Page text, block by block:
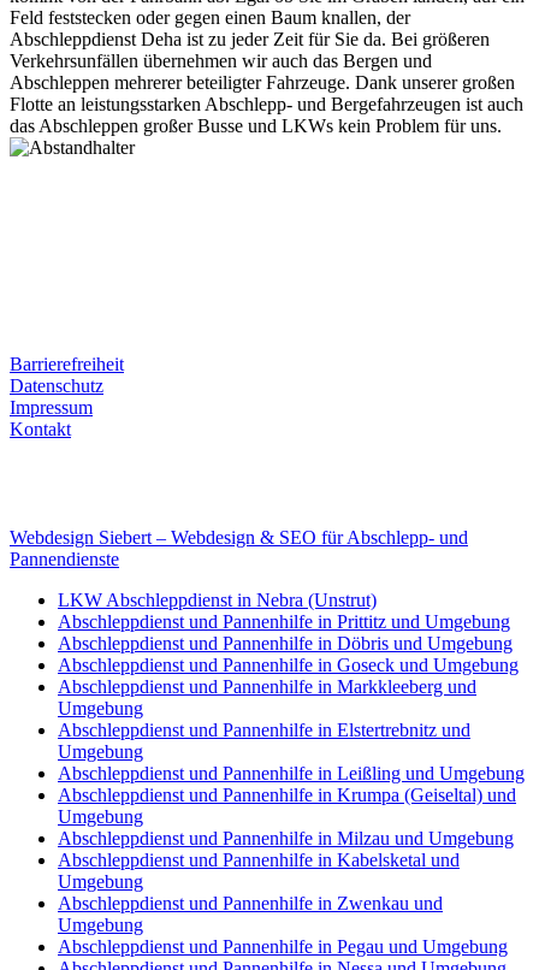
Feld feststecken oder gegen einen Baum knallen, der
Abschleppdienst Deha ist zu jeder Zeit für Sie da. Bei größeren
Verkehrsunfällen übernehmen wir auch das Bergen und
Abschleppen mehrerer beteiligter Fahrzeuge. Dank unserer großen
Flotte an leistungsstarken Abschlepp- und Bergefahrzeugen ist auch
das Abschleppen großer Busse und LKWs kein Problem für uns.
Barrierefreiheit
Datenschutz
Impressum
Kontakt
Webdesign Siebert – Webdesign & SEO für Abschlepp- und
Pannendienste
LKW Abschleppdienst in Nebra (Unstrut)
Abschleppdienst und Pannenhilfe in Prittitz und Umgebung
Abschleppdienst und Pannenhilfe in Döbris und Umgebung
Abschleppdienst und Pannenhilfe in Goseck und Umgebung
Abschleppdienst und Pannenhilfe in Markkleeberg und
Umgebung
Abschleppdienst und Pannenhilfe in Elstertrebnitz und
Umgebung
Abschleppdienst und Pannenhilfe in Leißling und Umgebung
Abschleppdienst und Pannenhilfe in Krumpa (Geiseltal) und
Umgebung
Abschleppdienst und Pannenhilfe in Milzau und Umgebung
Abschleppdienst und Pannenhilfe in Kabelsketal und
Umgebung
Abschleppdienst und Pannenhilfe in Zwenkau und
Umgebung
Abschleppdienst und Pannenhilfe in Pegau und Umgebung